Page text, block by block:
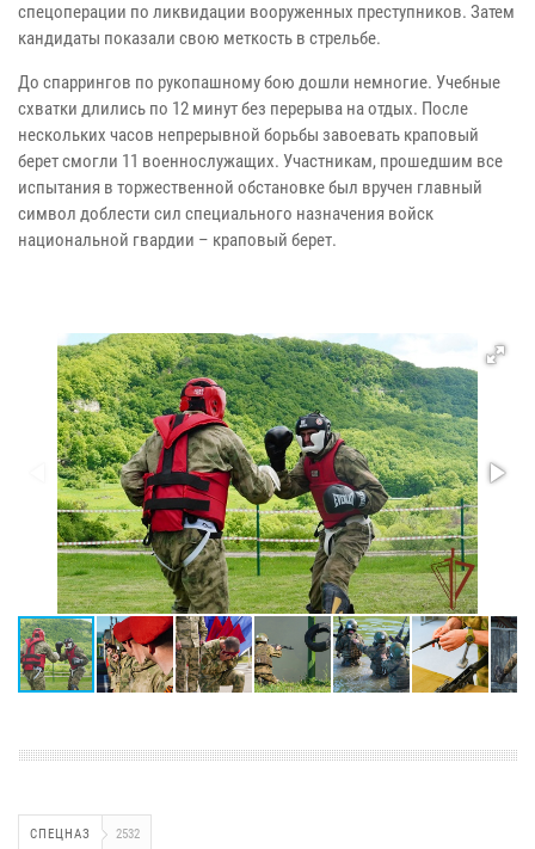
спецоперации по ликвидации вооруженных преступников. Затем
кандидаты показали свою меткость в стрельбе.
До спаррингов по рукопашному бою дошли немногие. Учебные
схватки длились по 12 минут без перерыва на отдых. После
нескольких часов непрерывной борьбы завоевать краповый
берет смогли 11 военнослужащих. Участникам, прошедшим все
испытания в торжественной обстановке был вручен главный
символ доблести сил специального назначения войск
национальной гвардии – краповый берет.
СПЕЦНАЗ 2532